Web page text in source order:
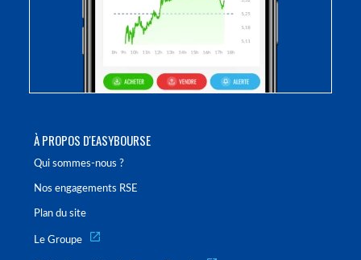
À PROPOS D'EASYBOURSE
Qui sommes-nous ?
Nos engagements RSE
Plan du site
Le Groupe